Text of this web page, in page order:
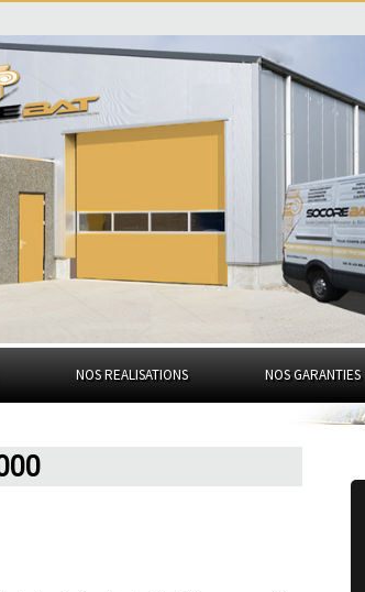
NOS REALISATIONS NOS GARANTIES